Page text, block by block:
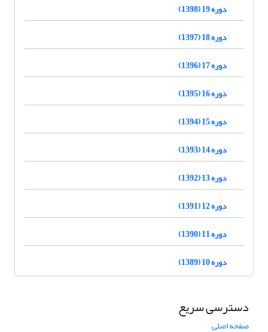
دوره 19 (1398)
دوره 18 (1397)
دوره 17 (1396)
دوره 16 (1395)
دوره 15 (1394)
دوره 14 (1393)
دوره 13 (1392)
دوره 12 (1391)
دوره 11 (1390)
دوره 10 (1389)
دسترسی سریع
صفحه اصلی